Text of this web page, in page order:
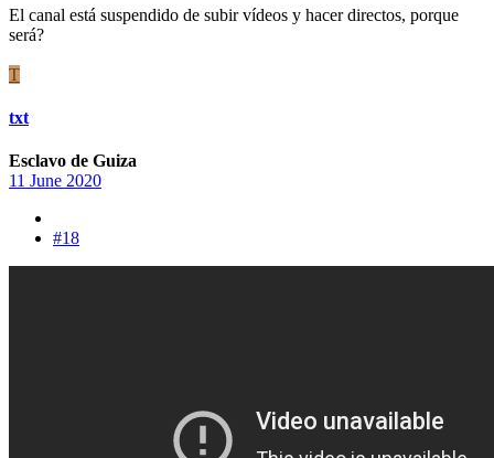
El canal está suspendido de subir vídeos y hacer directos, porque
será?
T
txt
Esclavo de Guiza
11 June 2020
#18